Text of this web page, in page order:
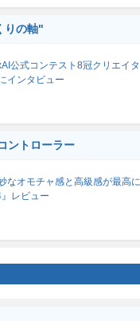
りの軸"
公式コンテスト8冠クリエイ
インタビュー
ントローラー
なオモチャ感と高級感が最高
』レビュー